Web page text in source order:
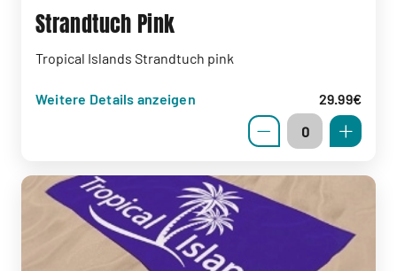
Strandtuch Pink
Tropical Islands Strandtuch pink
Weitere Details anzeigen 29.99€